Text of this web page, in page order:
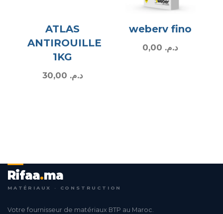
ATLAS
ANTIROUILLE
1KG
د.م.
weberv fino
د.م.
Rifaa.ma
MATÉRIAUX · CONSTRUCTION
Votre fournisseur de matériaux BTP au Maroc.